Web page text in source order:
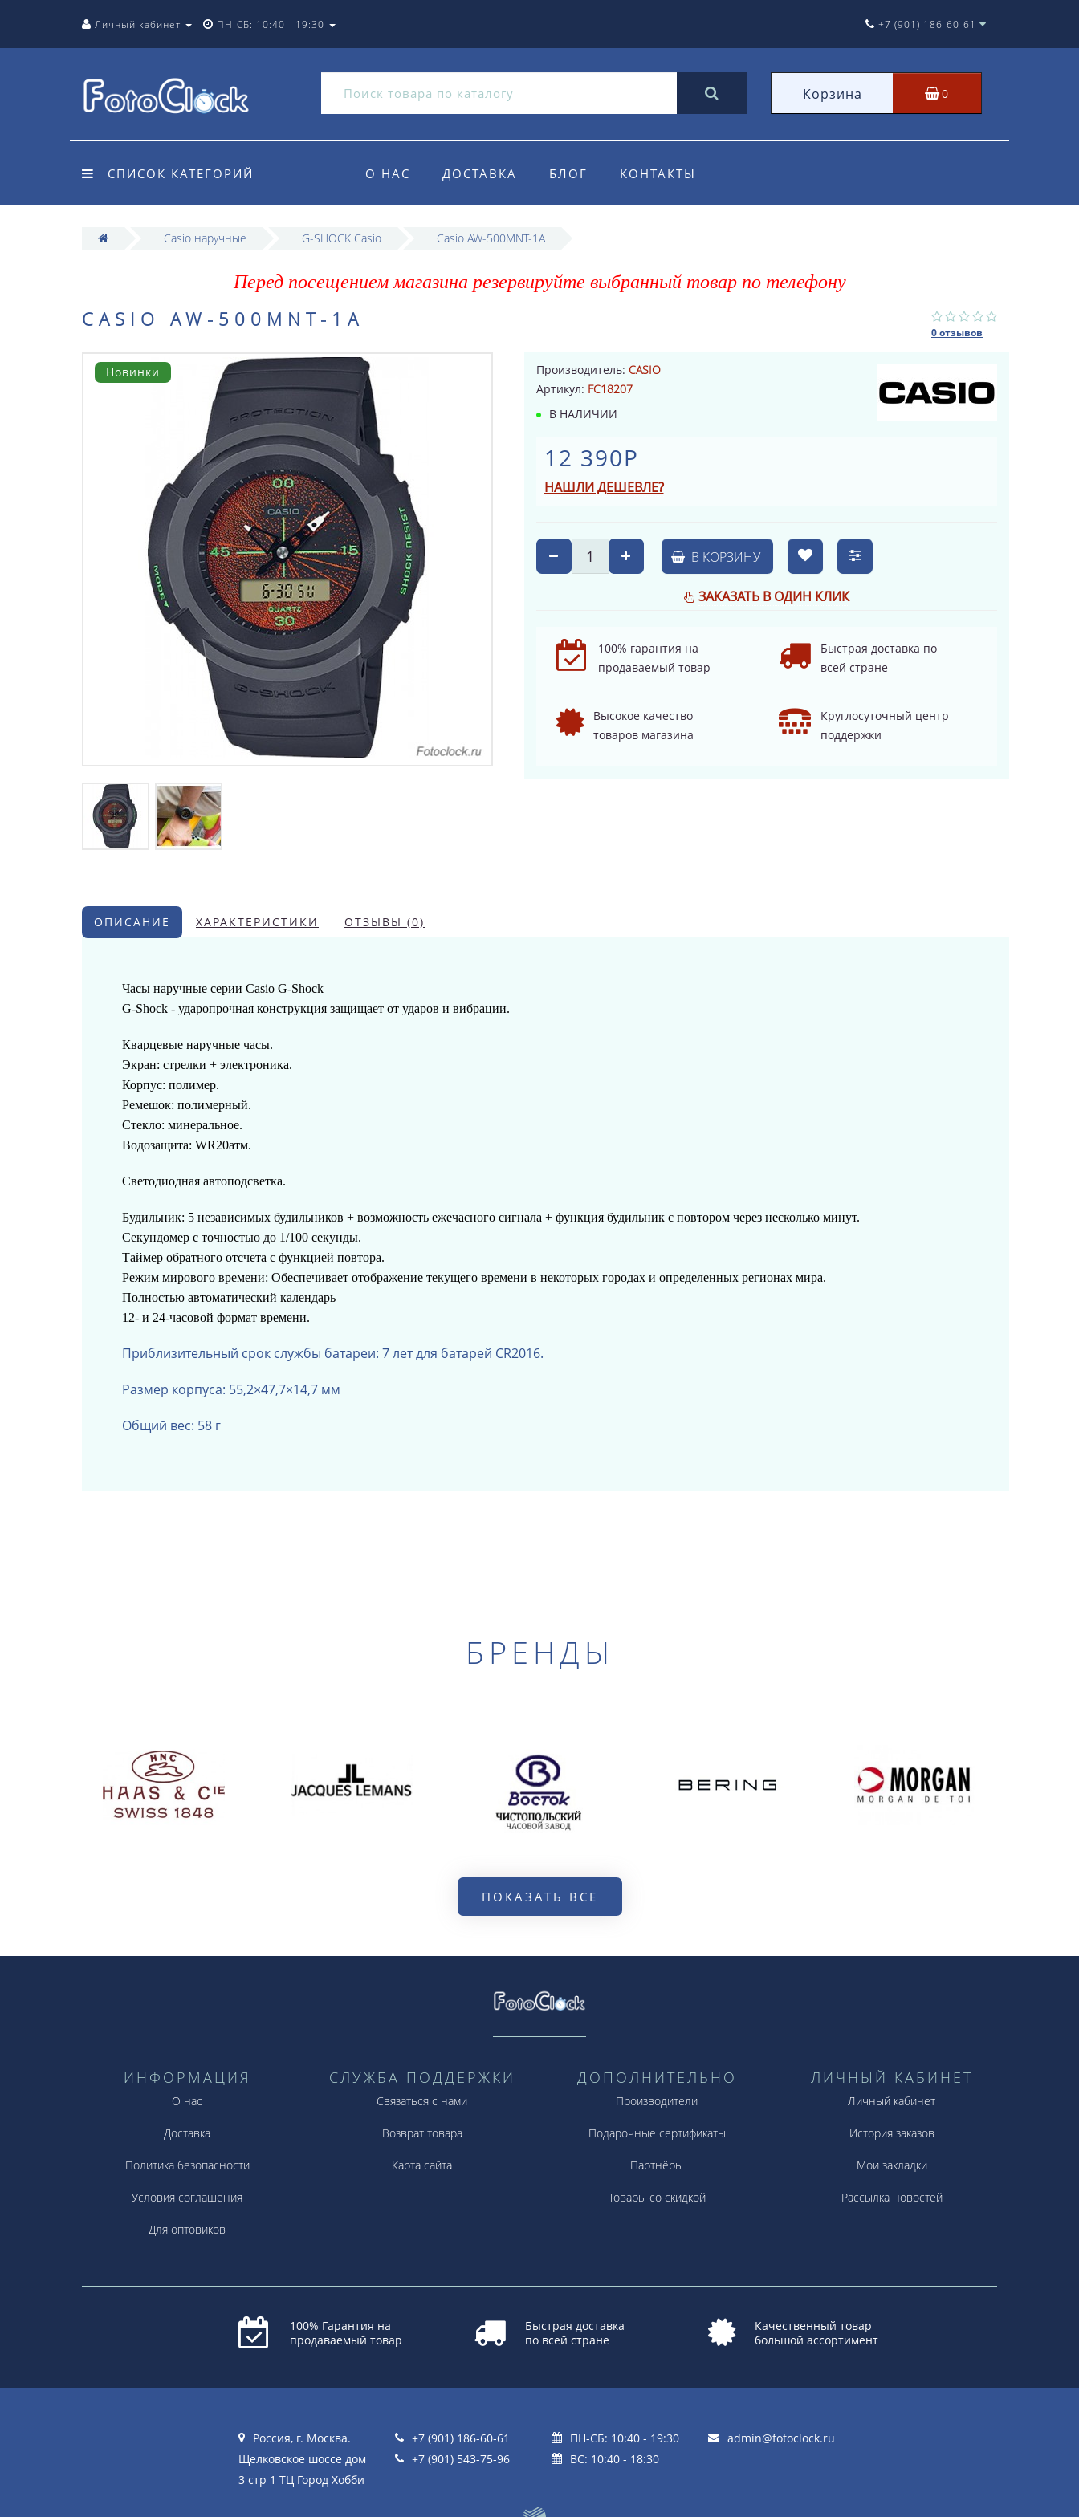
Личный кабинет ПН-СБ: 10:40 - 19:30 +7 (901) 186-60-61
Корзина 0
СПИСОК КАТЕГОРИЙ О НАС ДОСТАВКА БЛОГ КОНТАКТЫ
Casio наручные G-SHOCK Casio Casio AW-500MNT-1A
Перед посещением магазина резервируйте выбранный товар по телефону
CASIO AW-500MNT-1A
0 отзывов
Новинки Производитель: CASIO
Артикул: FC18207
В НАЛИЧИИ
12 390Р
НАШЛИ ДЕШЕВЛЕ?
В КОРЗИНУ
ЗАКАЗАТЬ В ОДИН КЛИК
100% гарантия на
продаваемый товар
Быстрая доставка по
всей стране
Высокое качество
товаров магазина
Круглосуточный центр
поддержки
ОПИСАНИЕ ХАРАКТЕРИСТИКИ ОТЗЫВЫ (0)
Часы наручные серии Casio G-Shock
G-Shock - ударопрочная конструкция защищает от ударов и вибрации.
Кварцевые наручные часы.
Экран: стрелки + электроника.
Корпус: полимер.
Ремешок: полимерный.
Стекло: минеральное.
Водозащита: WR20атм.
Светодиодная автоподсветка.
Будильник: 5 независимых будильников + возможность ежечасного сигнала + функция будильник с повтором через несколько минут.
Секундомер с точностью до 1/100 секунды.
Таймер обратного отсчета с функцией повтора.
Режим мирового времени: Обеспечивает отображение текущего времени в некоторых городах и определенных регионах мира.
Полностью автоматический календарь
12- и 24-часовой формат времени.
Приблизительный срок службы батареи: 7 лет для батарей CR2016.
Размер корпуса: 55,2×47,7×14,7 мм
Общий вес: 58 г
БРЕНДЫ
ПОКАЗАТЬ ВСЕ
ИНФОРМАЦИЯ
О нас
Доставка
Политика безопасности
Условия соглашения
Для оптовиков
СЛУЖБА ПОДДЕРЖКИ
Связаться с нами
Возврат товара
Карта сайта
ДОПОЛНИТЕЛЬНО
Производители
Подарочные сертификаты
Партнёры
Товары со скидкой
ЛИЧНЫЙ КАБИНЕТ
Личный кабинет
История заказов
Мои закладки
Рассылка новостей
100% Гарантия на
продаваемый товар
Быстрая доставка
по всей стране
Качественный товар
большой ассортимент
Россия, г. Москва.
Щелковское шоссе дом
3 стр 1 ТЦ Город Хобби
+7 (901) 186-60-61
+7 (901) 543-75-96
ПН-СБ: 10:40 - 19:30
ВС: 10:40 - 18:30
admin@fotoclock.ru